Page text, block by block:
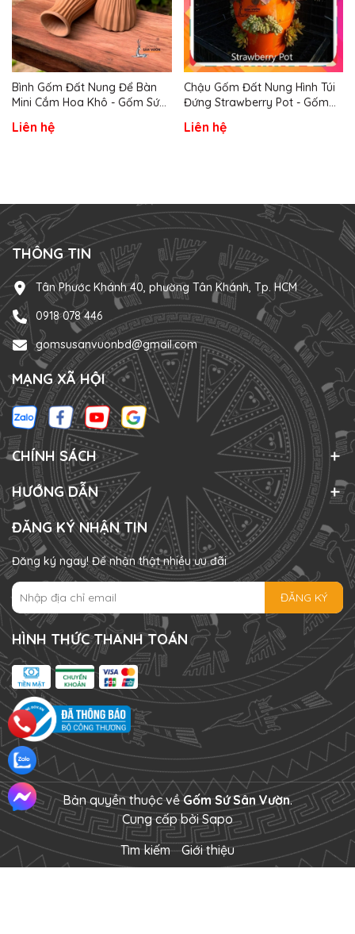
Bình Gốm Đất Nung Để Bàn
Mini Cắm Hoa Khô - Gốm Sứ
Liên hệ
Chậu Gốm Đất Nung Hình Túi
Đứng Strawberry Pot - Gốm
Liên hệ
THÔNG TIN
Tân Phước Khánh 40, phường Tân Khánh, Tp. HCM
0918 078 446
gomsusanvuonbd@gmail.com
MẠNG XÃ HỘI
CHÍNH SÁCH
HƯỚNG DẪN
ĐĂNG KÝ NHẬN TIN
Đăng ký ngay! Để nhận thật nhiều ưu đãi
ĐĂNG KÝ
HÌNH THỨC THANH TOÁN
Bản quyền thuộc vềGốm Sứ Sân Vườn.
Cung cấp bởiSapo
Tìm kiếm
Giới thiệu